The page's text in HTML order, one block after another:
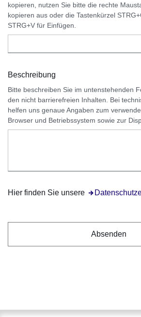
kopieren, nutzen Sie bitte die rechte
kopieren aus oder die Tastenkürzel
STRG+V für Einfügen.
Beschreibung
Bitte beschreiben Sie im untenstehenden
den nicht barrierefreien Inhalten. Bei
helfen uns genaue Angaben zum
Browser und Betriebssystem sowie zur
Hier finden Sie unsere Öffnet sich in